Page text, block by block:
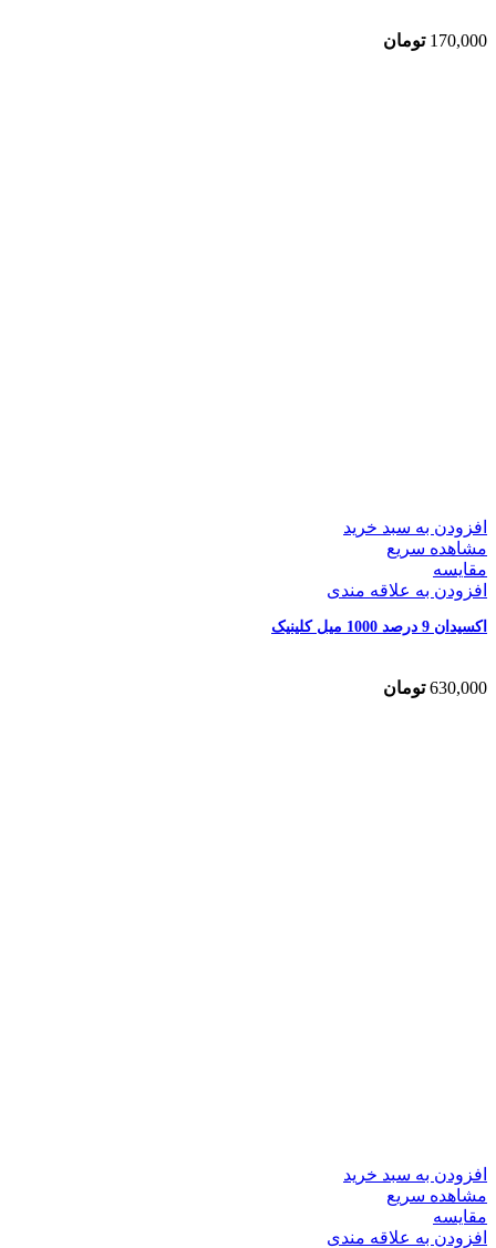
170,000 تومان
افزودن به سبد خرید
مشاهده سریع
مقایسه
افزودن به علاقه مندی
اکسیدان 9 درصد 1000 میل کلینیک
630,000 تومان
افزودن به سبد خرید
مشاهده سریع
مقایسه
افزودن به علاقه مندی